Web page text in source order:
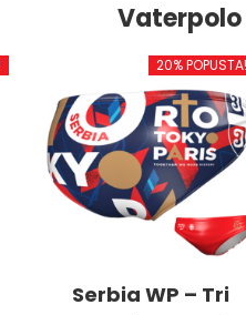
Vaterpolo
20% POPUSTA!
Serbia WP – Tri